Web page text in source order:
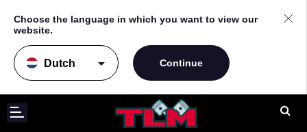
Choose the language in which you want to view our
website.
arrow_drop_down